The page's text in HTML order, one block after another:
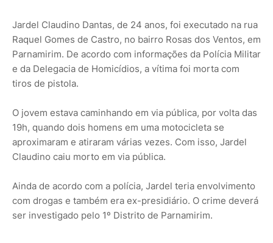
Jardel Claudino Dantas, de 24 anos, foi executado na rua
Raquel Gomes de Castro, no bairro Rosas dos Ventos, em
Parnamirim. De acordo com informações da Polícia Militar
e da Delegacia de Homicídios, a vítima foi morta com
tiros de pistola.
O jovem estava caminhando em via pública, por volta das
19h, quando dois homens em uma motocicleta se
aproximaram e atiraram várias vezes. Com isso, Jardel
Claudino caiu morto em via pública.
Ainda de acordo com a polícia, Jardel teria envolvimento
com drogas e também era ex-presidiário. O crime deverá
ser investigado pelo 1º Distrito de Parnamirim.